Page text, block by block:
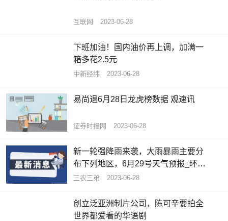
互联网 2023-06-28
下班加油！国内油价再上调，加满一
箱多花2.5元
中新经纬 2023-06-28
易尚退6月28日龙虎榜数据 观速讯
证券时报网 2023-06-28
新一轮强降雨来袭，大雨暴雨主要分
布下列地区，6月29号天气预报_环球
聚焦
三农三弟 2023-06-28
创立泛亚洲制片公司，陈可辛要拍全
世界都爱看的华语剧